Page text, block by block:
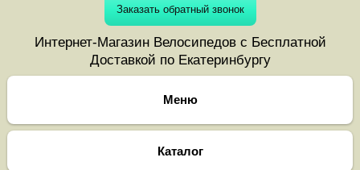
Заказать обратный звонок
Интернет-Магазин Велосипедов с Бесплатной
Доставкой по Екатеринбургу
Каталог